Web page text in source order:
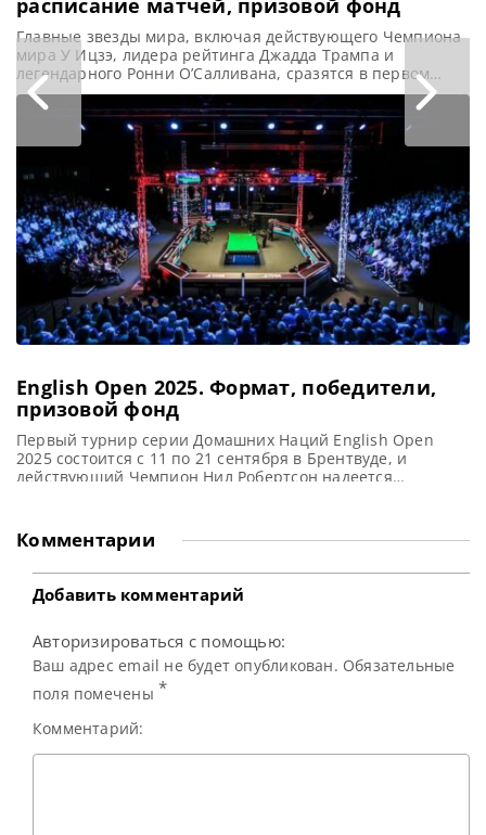
Главные звезды мира, включая действующего Чемпиона
мира У Ицзэ, лидера рейтинга Джадда Трампа и
легендарного Ронни О’Салливана, сразятся в первом
крупном турнире сезона — на пригласительном Shanghai
Masters 2026, сообщает totallysnookered В новом
профессиональном снукерном сезоне 2026-27 скоро
начнется первый крупный турнир — Shanghai Masters
2026. Он пройдет с 27 июля (понедельник) по 2 августа
English Open 2025. Формат, победители,
призовой фонд
Первый турнир серии Домашних Наций English Open
2025 состоится с 11 по 21 сентября в Брентвуде, и
действующий Чемпион Нил Робертсон надеется
привлекут внимание такие яркие звезды снукера, как
действующий Чемпион Нил Робертсон, лидер в мировом
рейтинге Джадд Трамп и Чемпион
Комментарии
Добавить комментарий
Авторизироваться с помощью:
Ваш адрес email не будет опубликован. Обязательные
поля помечены *
Комментарий: